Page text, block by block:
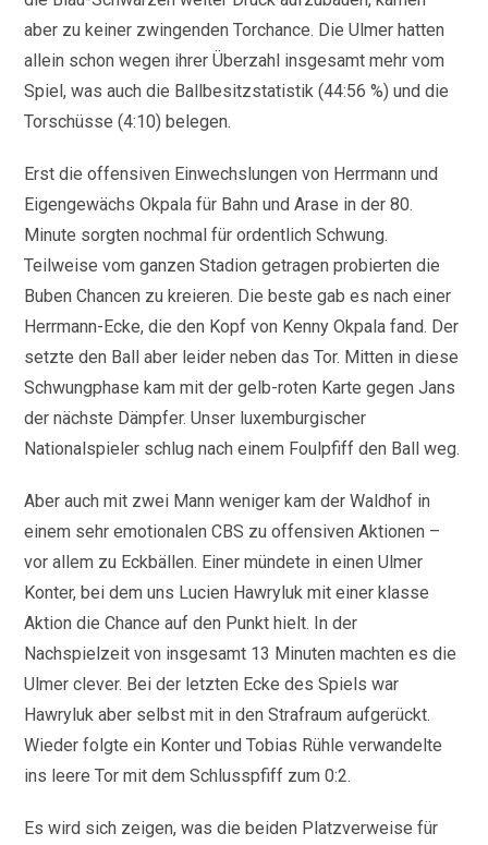
aber zu keiner zwingenden Torchance. Die Ulmer hatten
allein schon wegen ihrer Überzahl insgesamt mehr vom
Spiel, was auch die Ballbesitzstatistik (44:56 %) und die
Torschüsse (4:10) belegen.
Erst die offensiven Einwechslungen von Herrmann und
Eigengewächs Okpala für Bahn und Arase in der 80.
Minute sorgten nochmal für ordentlich Schwung.
Teilweise vom ganzen Stadion getragen probierten die
Buben Chancen zu kreieren. Die beste gab es nach einer
Herrmann-Ecke, die den Kopf von Kenny Okpala fand. Der
setzte den Ball aber leider neben das Tor. Mitten in diese
Schwungphase kam mit der gelb-roten Karte gegen Jans
der nächste Dämpfer. Unser luxemburgischer
Nationalspieler schlug nach einem Foulpfiff den Ball weg.
Aber auch mit zwei Mann weniger kam der Waldhof in
einem sehr emotionalen CBS zu offensiven Aktionen –
vor allem zu Eckbällen. Einer mündete in einen Ulmer
Konter, bei dem uns Lucien Hawryluk mit einer klasse
Aktion die Chance auf den Punkt hielt. In der
Nachspielzeit von insgesamt 13 Minuten machten es die
Ulmer clever. Bei der letzten Ecke des Spiels war
Hawryluk aber selbst mit in den Strafraum aufgerückt.
Wieder folgte ein Konter und Tobias Rühle verwandelte
ins leere Tor mit dem Schlusspfiff zum 0:2.
Es wird sich zeigen, was die beiden Platzverweise für